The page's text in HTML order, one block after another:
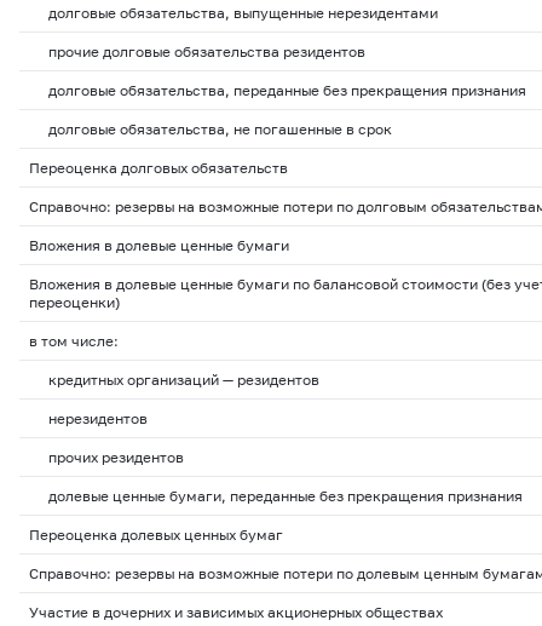
долговые обязательства, выпущенные нерезидентами
прочие долговые обязательства резидентов
долговые обязательства, переданные без прекращения признания
долговые обязательства, не погашенные в срок
Переоценка долговых обязательств
Справочно: резервы на возможные потери по долговым
Вложения в долевые ценные бумаги
Вложения в долевые ценные бумаги по балансовой стоимости (без
переоценки)
в том числе:
кредитных организаций — резидентов
нерезидентов
прочих резидентов
долевые ценные бумаги, переданные без прекращения признания
Переоценка долевых ценных бумаг
Справочно: резервы на возможные потери по долевым ценным
Участие в дочерних и зависимых акционерных обществах